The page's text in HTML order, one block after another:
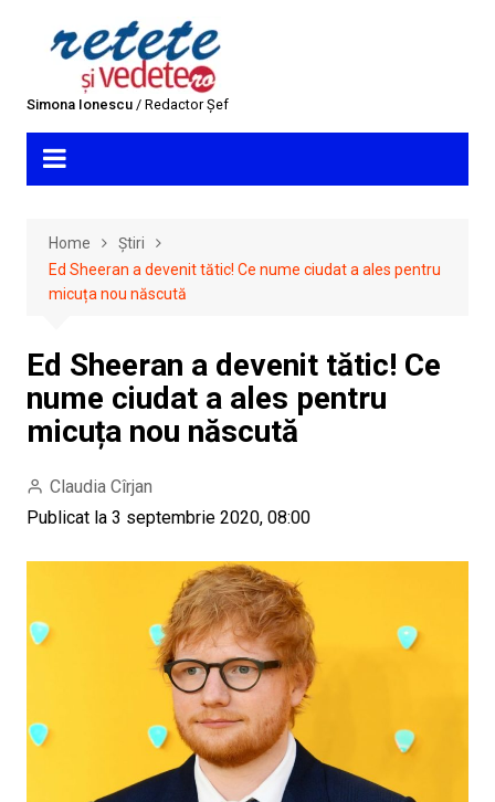
Simona Ionescu/ Redactor Șef
Home
Știri
Ed Sheeran a devenit tătic! Ce nume ciudat a ales pentru
micuța nou născută
Ed Sheeran a devenit tătic! Ce
nume ciudat a ales pentru
micuța nou născută
Claudia Cîrjan
Publicat la 3 septembrie 2020, 08:00